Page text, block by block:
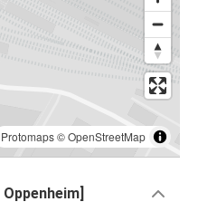
Protomaps©OpenStreetMap